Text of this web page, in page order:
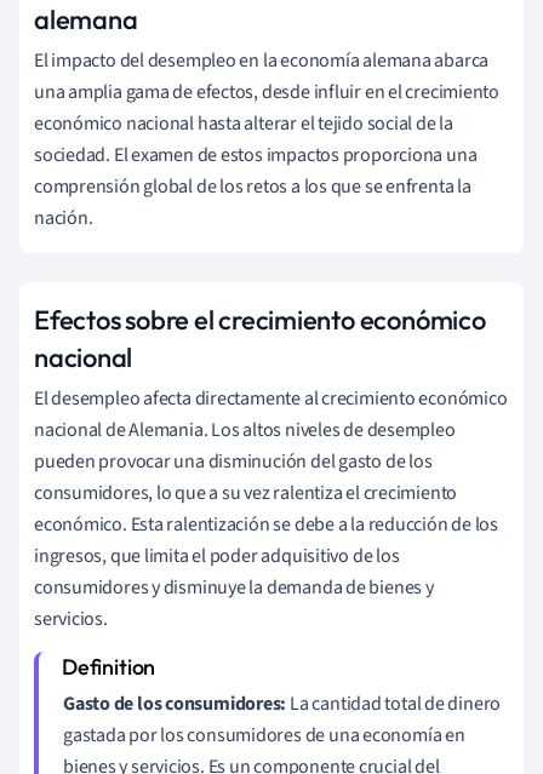
alemana
El impacto del desempleo en la economía alemana abarca
una amplia gama de efectos, desde influir en el crecimiento
económico nacional hasta alterar el tejido social de la
sociedad. El examen de estos impactos proporciona una
comprensión global de los retos a los que se enfrenta la
nación.
Efectos sobre el crecimiento económico
nacional
El desempleo afecta directamente al crecimiento económico
nacional de Alemania. Los altos niveles de desempleo
pueden provocar una disminución del gasto de los
consumidores, lo que a su vez ralentiza el crecimiento
económico. Esta ralentización se debe a la reducción de los
ingresos, que limita el poder adquisitivo de los
consumidores y disminuye la demanda de bienes y
servicios.
Gasto de los consumidores: La cantidad total de dinero
gastada por los consumidores de una economía en
bienes y servicios. Es un componente crucial del